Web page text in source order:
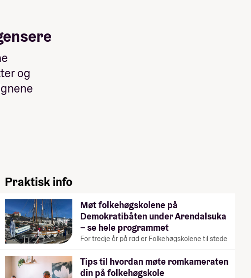
og
Praktisk info
Møt folkehøgskolene på
Demokratibåten under Arendalsuka
– se hele programmet
For tredje år på rad er Folkehøgskolene til stede
Tips til hvordan møte romkameraten
din på folkehøgskole